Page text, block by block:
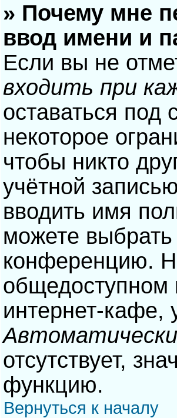
» Почему мне
ввод имени и
Если вы не
входить при
оставаться
некоторое
чтобы никто
учётной
вводить имя
можете
конференцию.
общедоступном
интернет-кафе,
отсутствует,
функцию.
Вернуться к началу